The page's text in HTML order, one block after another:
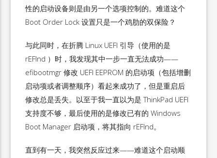
性的启动设备则是由另一个选项控制的。难道这个
Boot Order Lock 设置只是一个鸡肋的双保险？
与此同时，在折腾 Linux UEFI 引导（使用的是
rEFInd ）时，我发现其中一步一直无法成功——
efibootmgr 修改 UEFI EEPROM 的启动项（包括增删
启动项或者调整顺序）看起来成功了，但是重启后
修改总是丢失。以至于我一直以为是 ThinkPad UEFI
支持度不够，最后使用的是修改已有的 Windows
Boot Manager 启动项，将其指向 rEFInd。
直到有一天，我突然反应过来——难道这个启动顺